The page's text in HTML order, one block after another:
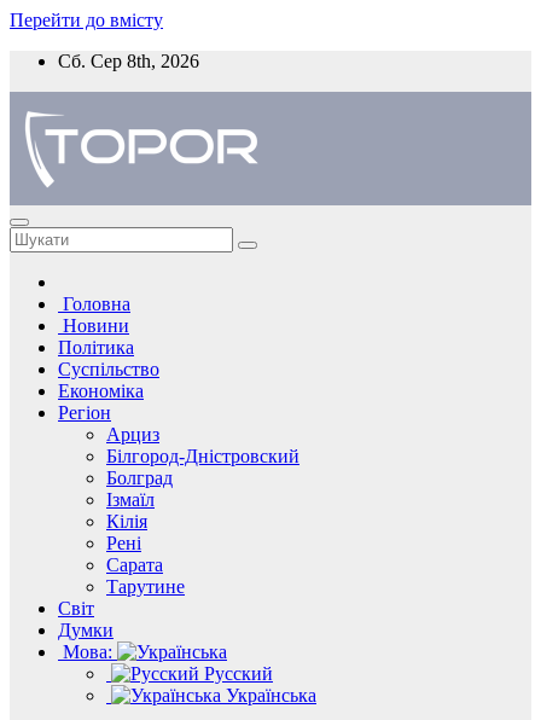
Перейти до вмісту
Сб. Сер 8th, 2026
Головна
Новини
Політика
Суспільство
Економіка
Регіон
Арциз
Білгород-Дністровский
Болград
Ізмаїл
Кілія
Рені
Сарата
Тарутине
Світ
Думки
Мова:
Русский
Українська